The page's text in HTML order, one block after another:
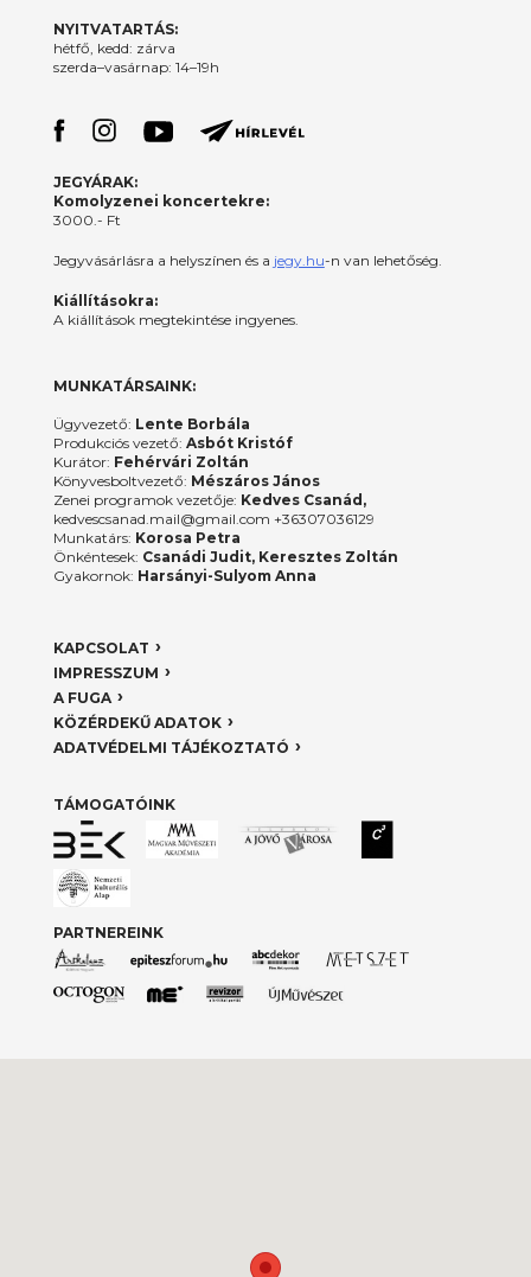
NYITVATARTÁS:
hétfő, kedd: zárva
szerda–vasárnap: 14–19h
JEGYÁRAK:
Komolyzenei koncertekre:
3000.- Ft
Jegyvásárlásra a helyszínen és a jegy.hu-n van lehetőség.
Kiállításokra:
A kiállítások megtekintése ingyenes.
MUNKATÁRSAINK:
Ügyvezető: Lente Borbála
Produkciós vezető: Asbót Kristóf
Kurátor: Fehérvári Zoltán
Könyvesboltvezető: Mészáros János
Zenei programok vezetője: Kedves Csanád,
kedvescsanad.mail@gmail.com +36307036129
Munkatárs: Korosa Petra
Önkéntesek: Csanádi Judit, Keresztes Zoltán
Gyakornok: Harsányi-Sulyom Anna
KAPCSOLAT
IMPRESSZUM
A FUGA
KÖZÉRDEKŰ ADATOK
ADATVÉDELMI TÁJÉKOZTATÓ
TÁMOGATÓINK
PARTNEREINK